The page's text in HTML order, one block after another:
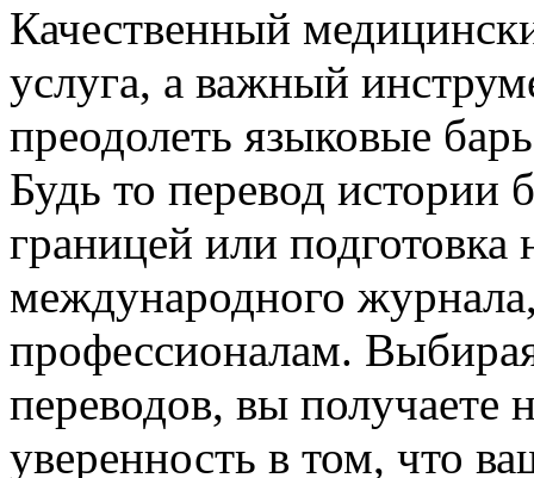
Качественный
услуга, а важный
преодолеть языковые
Будь то перевод истории
границей или подготовка
международного
профессионалам.
переводов, вы получаете
уверенность в том, что